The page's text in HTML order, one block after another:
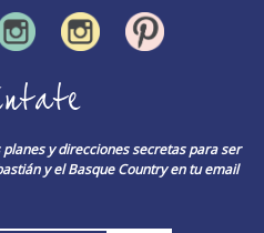
planes y direcciones secretas para ser
y el Basque Country en tu email